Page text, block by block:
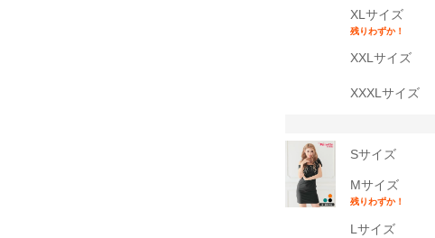
XLサイズ
残りわずか！
XXLサイズ
XXXLサイズ
Sサイズ
Mサイズ
残りわずか！
Lサイズ